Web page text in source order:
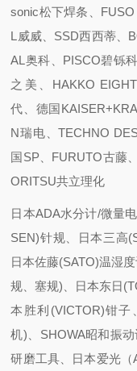
sonic松下焊条、
L威威、SSD西西蒂、
AL奥科、PISCO碧铄
之美、HAKKO
代、德国
N瑞电、TECHNO
国SP、FURUTO古藤
ORITSU共立理化
日本ADA水分计/微量
SEN)针规、日本三高
日本佐藤(SATO)温湿
规、塞规)、日本东日
本胜利(VICTOR)钳
机)、SHOWA昭和振
研磨工具、日本爱光